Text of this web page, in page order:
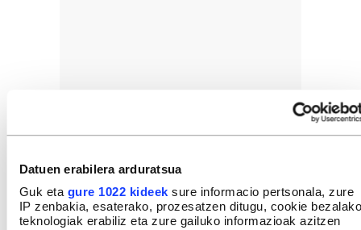
Datuen erabilera arduratsua
Guk eta gure 1022 kideek sure informacio pertsonala, zure
IP zenbakia, esaterako, prozesatzen ditugu, cookie bezalako
teknologiak erabiliz eta zure gailuko informazioak azitzen